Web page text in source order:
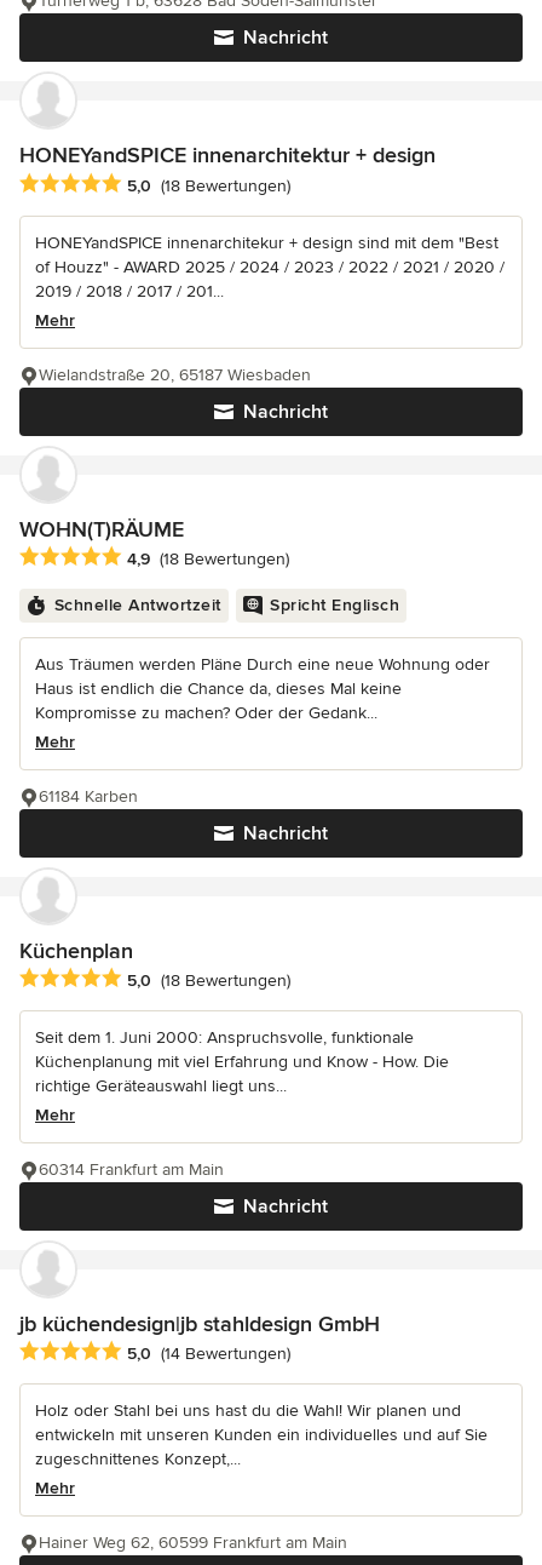
Nachricht
HONEYandSPICE innenarchitektur + design
Durchschnittliche Bewertung: 5 von 5 Sternen
5,0 (18 Bewertungen)
HONEYandSPICE innenarchitekur + design sind mit dem "Best
of Houzz" - AWARD 2025 / 2024 / 2023 / 2022 / 2021 / 2020 /
2019 / 2018 / 2017 / 201...
Mehr
Nachricht
Wielandstraße 20, 65187 Wiesbaden
WOHN(T)RÄUME
Durchschnittliche Bewertung: 4.9 von 5 Sternen
4,9 (18 Bewertungen)
Schnelle Antwortzeit Spricht Englisch
Aus Träumen werden Pläne Durch eine neue Wohnung oder
Haus ist endlich die Chance da, dieses Mal keine
Kompromisse zu machen? Oder der Gedank...
Mehr
Nachricht
61184 Karben
Küchenplan
Durchschnittliche Bewertung: 5 von 5 Sternen
5,0 (18 Bewertungen)
Seit dem 1. Juni 2000: Anspruchsvolle, funktionale
Küchenplanung mit viel Erfahrung und Know - How. Die
richtige Geräteauswahl liegt uns...
Mehr
Nachricht
60314 Frankfurt am Main
jb küchendesign|jb stahldesign GmbH
Durchschnittliche Bewertung: 5 von 5 Sternen
5,0 (14 Bewertungen)
Holz oder Stahl bei uns hast du die Wahl! Wir planen und
entwickeln mit unseren Kunden ein individuelles und auf Sie
zugeschnittenes Konzept,...
Mehr
Hainer Weg 62, 60599 Frankfurt am Main